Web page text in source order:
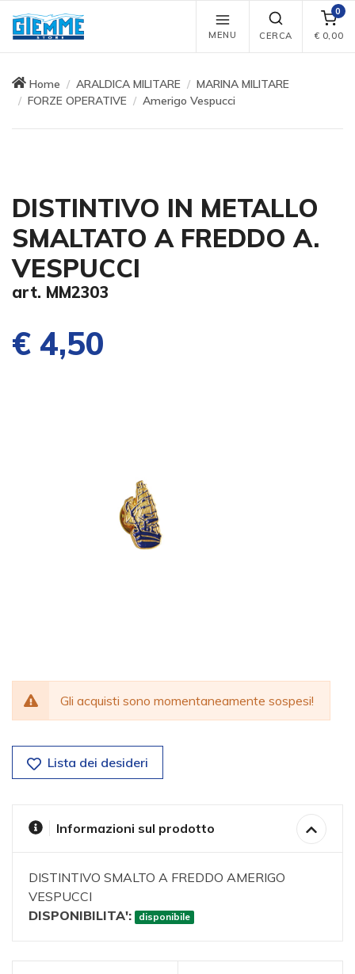
MENU CERCA
0
€ 0,00
Home ARALDICA MILITARE
MARINA MILITARE
FORZE OPERATIVE
Amerigo Vespucci
DISTINTIVO IN METALLO
SMALTATO A FREDDO A.
VESPUCCI
art. MM2303
€ 4,50
Gli acquisti sono momentaneamente sospesi!
Lista dei desideri
Informazioni sul prodotto
DISTINTIVO SMALTO A FREDDO AMERIGO
VESPUCCI
DISPONIBILITA':
disponibile